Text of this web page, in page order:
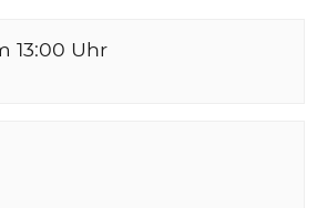
13:00 Uhr